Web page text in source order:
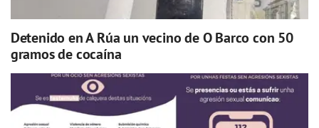
Detenido en A Rúa un vecino de O Barco con 50
gramos de cocaína